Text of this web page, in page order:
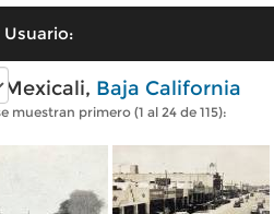
Baja California
muestran primero (1 al 24 de 115):